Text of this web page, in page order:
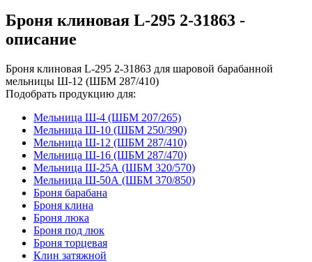
Броня клиновая L-295 2-31863 -
описание
Броня клиновая L-295 2-31863 для шаровой барабанной
мельницы Ш-12 (ШБМ 287/410)
Подобрать продукцию для:
Мельница Ш-4 (ШБМ 207/265)
Мельница Ш-10 (ШБМ 250/390)
Мельница Ш-12 (ШБМ 287/410)
Мельница Ш-16 (ШБМ 287/470)
Мельница Ш-25А (ШБМ 320/570)
Мельница Ш-50А (ШБМ 370/850)
Броня барабана
Броня клина
Броня люка
Броня под люк
Броня торцевая
Клин затяжной